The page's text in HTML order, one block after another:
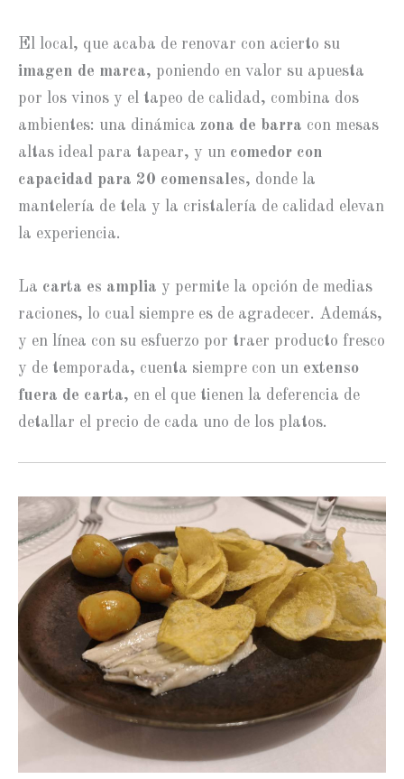
El local, que acaba de renovar con acierto su
imagen de marca, poniendo en valor su apuesta
por los vinos y el tapeo de calidad, combina dos
ambientes: una dinámica zona de barra con mesas
altas ideal para tapear, y un comedor con
capacidad para 20 comensales, donde la
mantelería de tela y la cristalería de calidad elevan
la experiencia.
La carta es amplia y permite la opción de medias
raciones, lo cual siempre es de agradecer. Además,
y en línea con su esfuerzo por traer producto fresco
y de temporada, cuenta siempre con un extenso
fuera de carta, en el que tienen la deferencia de
detallar el precio de cada uno de los platos.